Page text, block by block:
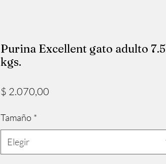
Purina Excellent gato adulto 7.5
kgs.
$ 2.070,00
Tamaño *
Elegir